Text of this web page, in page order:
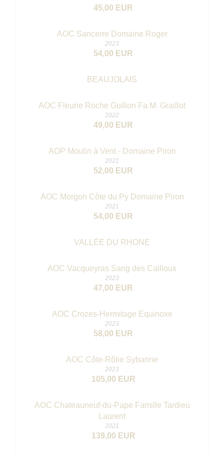
45,00 EUR
AOC Sancerre Domaine Roger
2023
54,00 EUR
BEAUJOLAIS
AOC Fleurie Roche Guillon Fa M. Graillot
2022
49,00 EUR
AOP Moulin à Vent - Domaine Piron
2021
52,00 EUR
AOC Morgon Côte du Py Domaine Piron
2021
54,00 EUR
VALLÉE DU RHONE
AOC Vacqueyras Sang des Cailloux
2023
47,00 EUR
AOC Crozes-Hermitage Equinoxe
2023
58,00 EUR
AOC Côte-Rôtie Sybarine
2023
105,00 EUR
AOC Chateauneuf-du-Pape Famille Tardieu
Laurent
2021
139,00 EUR